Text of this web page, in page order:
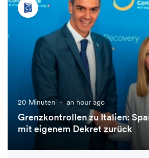
20 Minuten · an hour ago
Grenzkontrollen zu Italien:
mit eigenem Dekret zurück